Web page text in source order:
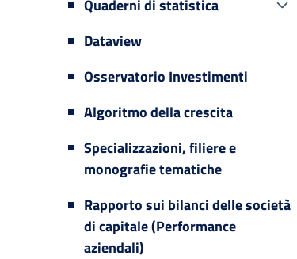
Quaderni di statistica
Dataview
Osservatorio Investimenti
Algoritmo della crescita
Specializzazioni, filiere e
monografie tematiche
Rapporto sui bilanci delle società
di capitale (Performance
aziendali)